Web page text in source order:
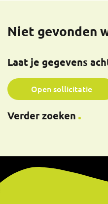
Niet gevonden
Laat je gegevens
Open sollicitatie
Verder zoeken